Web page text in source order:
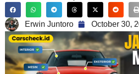
Erwin Juntoro October 30,